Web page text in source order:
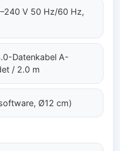
V 50 Hz/60 Hz,
Datenkabel A-
/ 2.0 m
Ø12 cm)